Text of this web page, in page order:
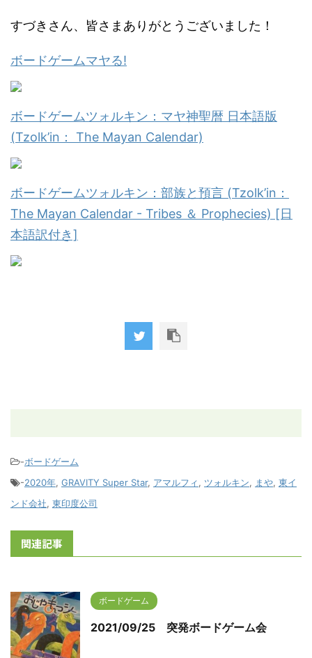
すづきさん、皆さまありがとうございました！
ボードゲームマヤる!
ボードゲームツォルキン：マヤ神聖暦 日本語版
(Tzolk’in： The Mayan Calendar)
ボードゲームツォルキン：部族と預言 (Tzolk’in：
The Mayan Calendar - Tribes ＆ Prophecies) [日
本語訳付き]
-ボードゲーム
-2020年, GRAVITY Super Star, アマルフィ, ツォルキン, まや, 東イ
ンド会社, 東印度公司
関連記事
ボードゲーム
2021/09/25 突発ボードゲーム会